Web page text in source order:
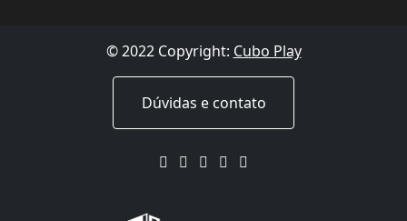
© 2022 Copyright: Cubo Play
Dúvidas e contato